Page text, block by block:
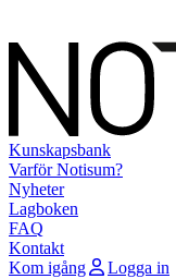
Kunskapsbank
Varför Notisum?
Nyheter
Lagboken
FAQ
Kontakt
Kom igång
Logga in